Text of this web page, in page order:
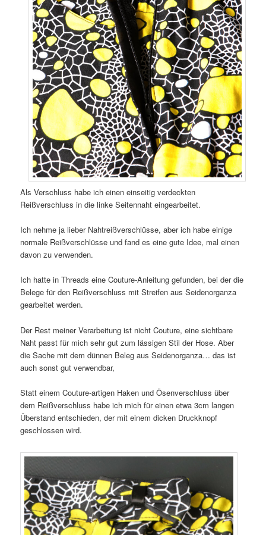
Als Verschluss habe ich einen einseitig verdeckten
Reißverschluss in die linke Seitennaht eingearbeitet.
Ich nehme ja lieber Nahtreißverschlüsse, aber ich habe einige
normale Reißverschlüsse und fand es eine gute Idee, mal einen
davon zu verwenden.
Ich hatte in Threads eine Couture-Anleitung gefunden, bei der die
Belege für den Reißverschluss mit Streifen aus Seidenorganza
gearbeitet werden.
Der Rest meiner Verarbeitung ist nicht Couture, eine sichtbare
Naht passt für mich sehr gut zum lässigen Stil der Hose. Aber
die Sache mit dem dünnen Beleg aus Seidenorganza… das ist
auch sonst gut verwendbar,
Statt einem Couture-artigen Haken und Ösenverschluss über
dem Reißverschluss habe ich mich für einen etwa 3cm langen
Überstand entschieden, der mit einem dicken Druckknopf
geschlossen wird.